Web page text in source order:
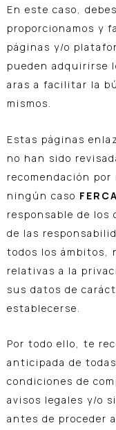
En este caso,
proporcionamos y
páginas y/o
pueden adquirirse
aras a facilitar la
mismos.
Estas páginas
no han sido
recomendación
ningún caso
responsable de los
de las
todos los ámbitos,
relativas a la
sus datos de
establecerse.
Por todo ello, te
anticipada de
condiciones de
avisos legales y/o
antes de proceder